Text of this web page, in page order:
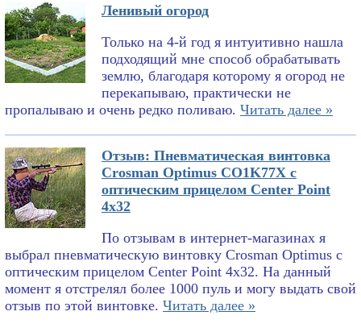
Ленивый огород
Только на 4-й год я интуитивно нашла
подходящий мне способ обрабатывать
землю, благодаря которому я огород не
перекапываю, практически не
пропалываю и очень редко поливаю. Читать далее »
Отзыв: Пневматическая винтовка
Crosman Optimus CO1K77X с
оптическим прицелом Center Point
4x32
По отзывам в интернет-магазинах я
выбрал пневматическую винтовку Crosman Optimus с
оптическим прицелом Center Point 4x32. На данный
момент я отстрелял более 1000 пуль и могу выдать свой
отзыв по этой винтовке. Читать далее »